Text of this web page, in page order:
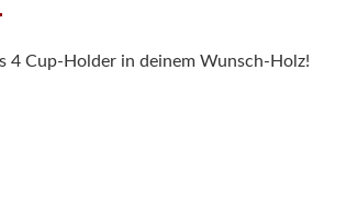
4 Cup-Holder in deinem Wunsch-Holz!